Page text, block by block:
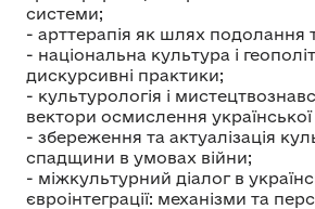
системи;
- арттерапія як шлях подолання
- національна культура і
дискурсивні практики;
- культурологія і
вектори осмислення української
- збереження та актуалізація
спадщини в умовах війни;
- міжкультурний діалог в
євроінтеграції: механізми та